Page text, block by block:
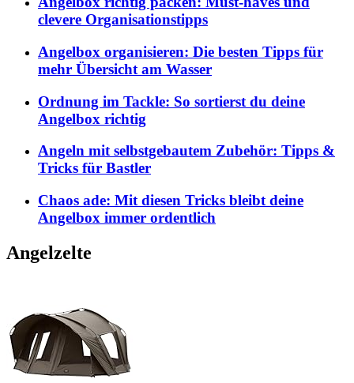
clevere Organisationstipps
Angelbox organisieren: Die besten Tipps für
mehr Übersicht am Wasser
Ordnung im Tackle: So sortierst du deine
Angelbox richtig
Angeln mit selbstgebautem Zubehör: Tipps &
Tricks für Bastler
Chaos ade: Mit diesen Tricks bleibt deine
Angelbox immer ordentlich
Angelzelte